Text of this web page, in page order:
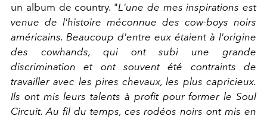
un album de country. "L'une de mes inspirations est
venue de l'histoire méconnue des cow-boys noirs
américains. Beaucoup d'entre eux étaient à l'origine
des cowhands, qui ont subi une grande
discrimination et ont souvent été contraints de
travailler avec les pires chevaux, les plus capricieux.
Ils ont mis leurs talents à profit pour former le Soul
Circuit. Au fil du temps, ces rodéos noirs ont mis en